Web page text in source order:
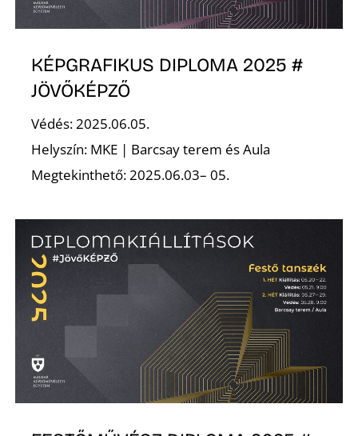
KÉPGRAFIKUS DIPLOMA 2025 #
JÖVŐKÉPZŐ
Védés: 2025.06.05.
Helyszín: MKE | Barcsay terem és Aula
Megtekinthető: 2025.06.03– 05.